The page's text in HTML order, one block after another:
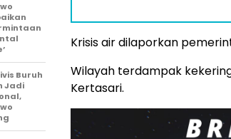
Krisis air dilaporkan
Wilayah terdampak
Kertasari.
Buruh
Jadi